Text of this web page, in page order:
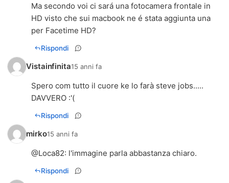
Ma secondo voi ci sará una fotocamera frontale in
HD visto che sui macbook ne é stata aggiunta una
per Facetime HD?
Rispondi
Vistainfinita15 anni fa
Spero com tutto il cuore ke lo farà steve jobs.....
DAVVERO :'(
Rispondi
mirko15 anni fa
@Loca82: l'immagine parla abbastanza chiaro.
Rispondi